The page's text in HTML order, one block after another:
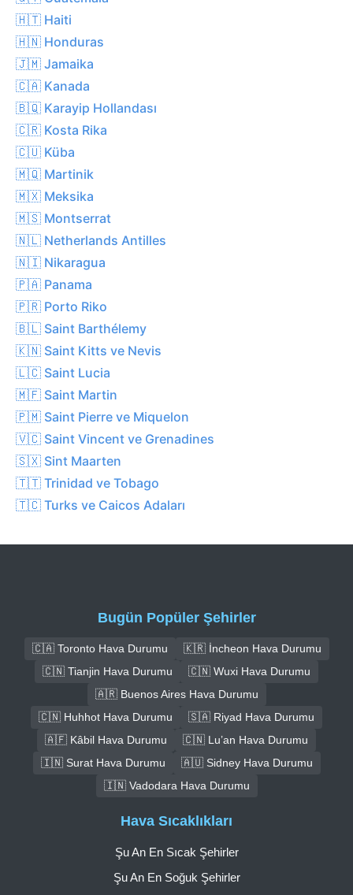
🇭🇹 Haiti
🇭🇳 Honduras
🇯🇲 Jamaika
🇨🇦 Kanada
🇧🇶 Karayip Hollandası
🇨🇷 Kosta Rika
🇨🇺 Küba
🇲🇶 Martinik
🇲🇽 Meksika
🇲🇸 Montserrat
🇳🇱 Netherlands Antilles
🇳🇮 Nikaragua
🇵🇦 Panama
🇵🇷 Porto Riko
🇧🇱 Saint Barthélemy
🇰🇳 Saint Kitts ve Nevis
🇱🇨 Saint Lucia
🇲🇫 Saint Martin
🇵🇲 Saint Pierre ve Miquelon
🇻🇨 Saint Vincent ve Grenadines
🇸🇽 Sint Maarten
🇹🇹 Trinidad ve Tobago
🇹🇨 Turks ve Caicos Adaları
Bugün Popüler Şehirler
🇨🇦 Toronto Hava Durumu
🇰🇷 İncheon Hava Durumu
🇨🇳 Tianjin Hava Durumu
🇨🇳 Wuxi Hava Durumu
🇦🇷 Buenos Aires Hava Durumu
🇨🇳 Huhhot Hava Durumu
🇸🇦 Riyad Hava Durumu
🇦🇫 Kâbil Hava Durumu
🇨🇳 Lu’an Hava Durumu
🇮🇳 Surat Hava Durumu
🇦🇺 Sidney Hava Durumu
🇮🇳 Vadodara Hava Durumu
Hava Sıcaklıkları
Şu An En Sıcak Şehirler
Şu An En Soğuk Şehirler